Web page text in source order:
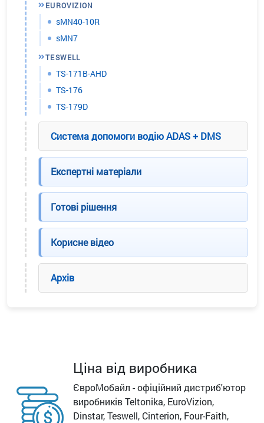
EUROVIZION
sMN40-10R
sMN7
TESWELL
TS-171B-AHD
TS-176
TS-179D
Система допомоги водію ADAS + DMS
Експертні матеріали
Готові рішення
Корисне відео
Архів
Ціна від виробника
ЄвроМобайл - офіційний дистриб'ютор
виробників Teltonika, EuroVizion,
Dinstar, Teswell, Cinterion, Four-Faith,